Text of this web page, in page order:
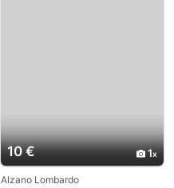
10 € 1
Alzano Lombardo